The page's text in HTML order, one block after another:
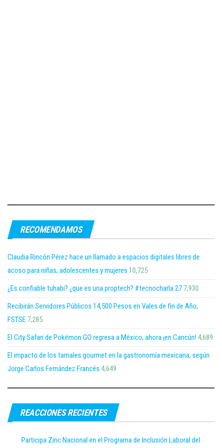
RECOMENDAMOS
Claudia Rincón Pérez hace un llamado a espacios digitales libres de
acoso para niñas, adolescentes y mujeres 10,725
¿Es confiable tuhabi? ¿que es una proptech? #tecnocharla 27 7,930
Recibirán Servidores Públicos 14,500 Pesos en Vales de fin de Año,
FSTSE 7,285
El City Safari de Pokémon GO regresa a México, ahora ¡en Cancún! 4,689
El impacto de los tamales gourmet en la gastronomía mexicana, según
Jorge Carlos Fernández Francés 4,649
REACCIONES RECIENTES
Participa Zinc Nacional en el Programa de Inclusión Laboral del